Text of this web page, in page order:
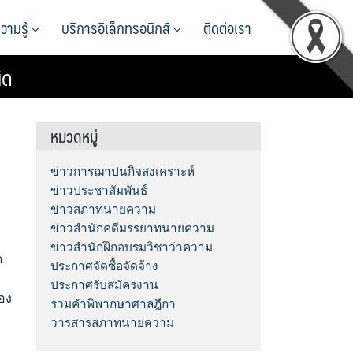
ามรู้ บริการอิเล็กทรอนิกส์ ติดต่อเรา
ง
หมวดหมู่
ข่าวการฌาปนกิจสงเคราะห์
ข่าวประชาสัมพันธ์
ข่าวสภาทนายความ
ข่าวสำนักคดีมรรยาทนายความ
ข่าวสำนักฝึกอบรมวิชาว่าความ
ประกาศจัดซื้อจัดจ้าง
ประกาศรับสมัครงาน
รวมคำพิพากษาศาลฎีกา
วารสารสภาทนายความ